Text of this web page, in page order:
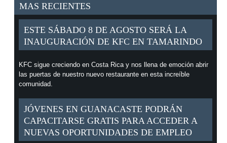
MAS RECIENTES
ESTE SÁBADO 8 DE AGOSTO SERÁ LA
INAUGURACIÓN DE KFC EN TAMARINDO
KFC sigue creciendo en Costa Rica y nos llena de emoción abrir
las puertas de nuestro nuevo restaurante en esta increíble
comunidad.
JÓVENES EN GUANACASTE PODRÁN
CAPACITARSE GRATIS PARA ACCEDER A
NUEVAS OPORTUNIDADES DE EMPLEO